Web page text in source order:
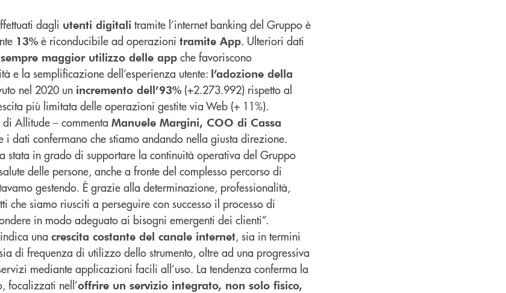
dagli utenti digitali tramite l’internet banking del Gruppo è
13% è riconducibile ad operazioni tramite App. Ulteriori dati
sempre maggior utilizzo delle app che favoriscono
e la semplificazione dell’esperienza utente: l’adozione della
nel 2020 un incremento dell’93% (+2.273.992) rispetto al
più limitata delle operazioni gestite via Web (+ 11%).
Allitude – commenta Manuele Margini, COO di Cassa
i dati confermano che stiamo andando nella giusta direzione.
stata in grado di supportare la continuità operativa del Gruppo
delle persone, anche a fronte del complesso percorso di
gestendo. È grazie alla determinazione, professionalità,
che siamo riusciti a perseguire con successo il processo di
in modo adeguato ai bisogni emergenti dei clienti”.
indica una crescita costante del canale internet, sia in termini
di frequenza di utilizzo dello strumento, oltre ad una progressiva
mediante applicazioni facili all’uso. La tendenza conferma la
focalizzati nell’offrire un servizio integrato, non solo fisico,